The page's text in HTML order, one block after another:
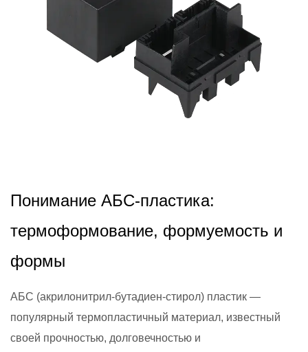
Понимание АБС-пластика:
термоформование, формуемость и
формы
АБС (акрилонитрил-бутадиен-стирол) пластик —
популярный термопластичный материал, известный
своей прочностью, долговечностью и